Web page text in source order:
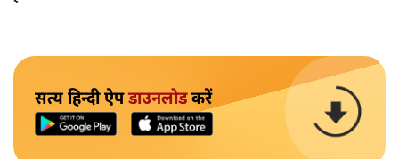
सत्य हिन्दी ऐपडाउनलोडकरें